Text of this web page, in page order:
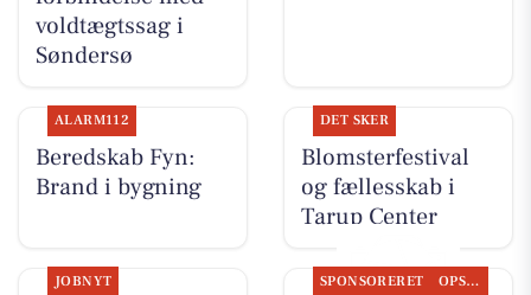
voldtægtssag i
Søndersø
ALARM112
Beredskab Fyn:
Brand i bygning
DET SKER
Blomsterfestival
og fællesskab i
Tarup Center
JOBNYT SPONSORERET OPSLAGSTAVLEN